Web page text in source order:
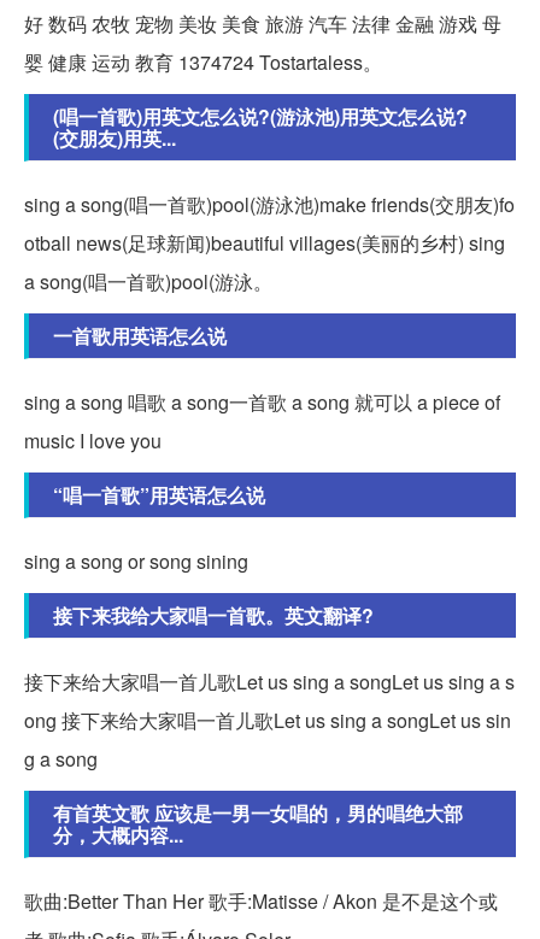
好 数码 农牧 宠物 美妆 美食 旅游 汽车 法律 金融 游戏 母
婴 健康 运动 教育 1374724 Tostartaless。
(唱一首歌)用英文怎么说?(游泳池)用英文怎么说?
(交朋友)用英...
sing a song(唱一首歌)pool(游泳池)make friends(交朋友)fo
otball news(足球新闻)beautiful villages(美丽的乡村) sing
a song(唱一首歌)pool(游泳。
一首歌用英语怎么说
sing a song 唱歌 a song一首歌 a song 就可以 a piece of
music I love you
“唱一首歌”用英语怎么说
sing a song or song sining
接下来我给大家唱一首歌。英文翻译?
接下来给大家唱一首儿歌Let us sing a songLet us sing a s
ong 接下来给大家唱一首儿歌Let us sing a songLet us sin
g a song
有首英文歌 应该是一男一女唱的，男的唱绝大部
分，大概内容...
歌曲:Better Than Her 歌手:Matisse / Akon 是不是这个或